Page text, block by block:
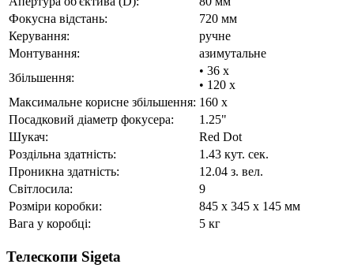
Фокусна відстань:
720 мм
Керування:
ручне
Монтування:
азимутальне
Збільшення:
• 36 x
• 120 x
Максимальне корисне збільшення: 160 x
Посадковий діаметр фокусера:
1.25"
Шукач:
Red Dot
Роздільна здатність:
1.43 кут. сек.
Проникна здатність:
12.04 з. вел.
Світлосила:
9
Розміри коробки:
845 x 345 x 145 мм
Вага у коробці:
5 кг
Телескопи Sigeta